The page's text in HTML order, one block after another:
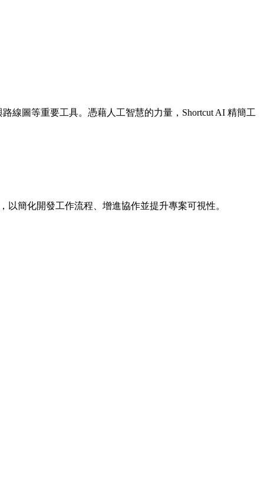
線圖等重要工具。憑藉人工智慧的力量，Shortcut AI 精簡工
簡化開發工作流程、增進協作並提升專案可視性。